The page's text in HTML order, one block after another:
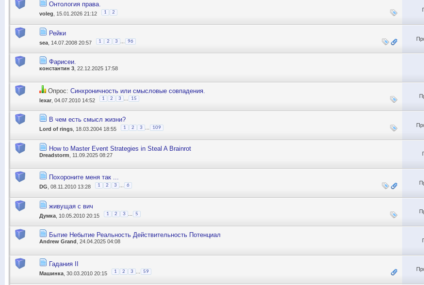
Онтология права.
voleg , 15.01.2026 21:12 1 2
Рейки
sea , 14.07.2008 20:57 1 2 3 96
Фарисеи.
константин 3 , 22.12.2025 17:58
Опрос: Синхроничность или смысловые совпадения.
lexar , 04.07.2010 14:52 1 2 3 ... 15
В чем есть смысл жизни?
Lord of rings , 18.03.2004 18:55 1 2 3 109
How to Master Event Strategies in Steal A Brainrot
Dreadstorm , 11.09.2025 08:27
Похороните меня так ...
DG , 08.11.2010 13:28 1 2 3 6
живущая с вич
Думка , 10.05.2010 20:15 1 2 3 5
Бытие Небытие Реальность Действительность Потенциал
Andrew Grand , 24.04.2025 04:08
Гадания II
Машинка , 30.03.2010 20:15 1 2 3 59